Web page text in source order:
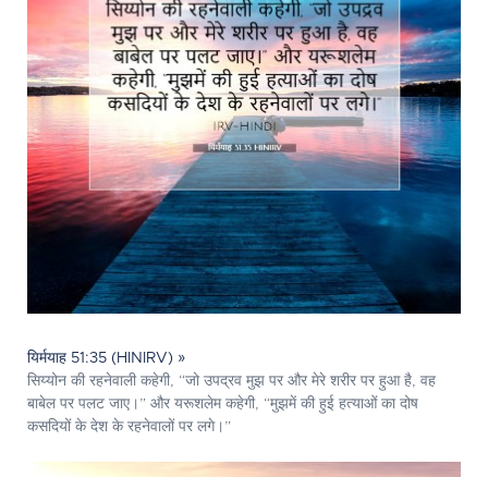
यिर्मयाह 51:35 (HINIRV) »
सिय्योन की रहनेवाली कहेगी, “जो उपद्रव मुझ पर और मेरे शरीर पर हुआ है, वह
बाबेल पर पलट जाए।” और यरूशलेम कहेगी, “मुझमें की हुई हत्याओं का दोष
कसदियों के देश के रहनेवालों पर लगे।”